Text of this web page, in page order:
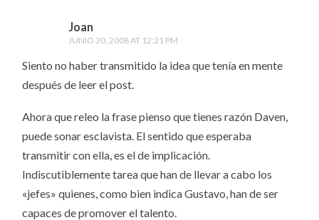
Joan
JUNIO 30, 2008 AT 12:21 PM
Siento no haber transmitido la idea que tenía en mente
después de leer el post.
Ahora que releo la frase pienso que tienes razón Daven,
puede sonar esclavista. El sentido que esperaba
transmitir con ella, es el de implicación.
Indiscutiblemente tarea que han de llevar a cabo los
«jefes» quienes, como bien indica Gustavo, han de ser
capaces de promover el talento.